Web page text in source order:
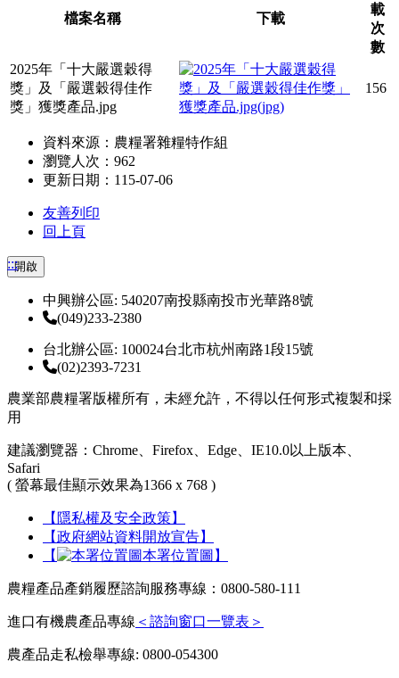
檔案名稱 下載
載
次
數
2025年「十大嚴選穀得
獎」及「嚴選穀得佳作
獎」獲獎產品.jpg
156
資料來源：農糧署雜糧特作組
瀏覽人次：962
更新日期：115-07-06
友善列印
回上頁
:::開啟
中興辦公區: 540207南投縣南投市光華路8號
(049)233-2380
台北辦公區: 100024台北市杭州南路1段15號
(02)2393-7231
農業部農糧署版權所有，未經允許，不得以任何形式複製和採
用
建議瀏覽器：Chrome、Firefox、Edge、IE10.0以上版本、
Safari
( 螢幕最佳顯示效果為1366 x 768 )
【隱私權及安全政策】
【政府網站資料開放宣告】
【
本署位置圖】
農糧產品產銷履歷諮詢服務專線：0800-580-111
進口有機農產品專線 ＜諮詢窗口一覽表＞
農產品走私檢舉專線: 0800-054300